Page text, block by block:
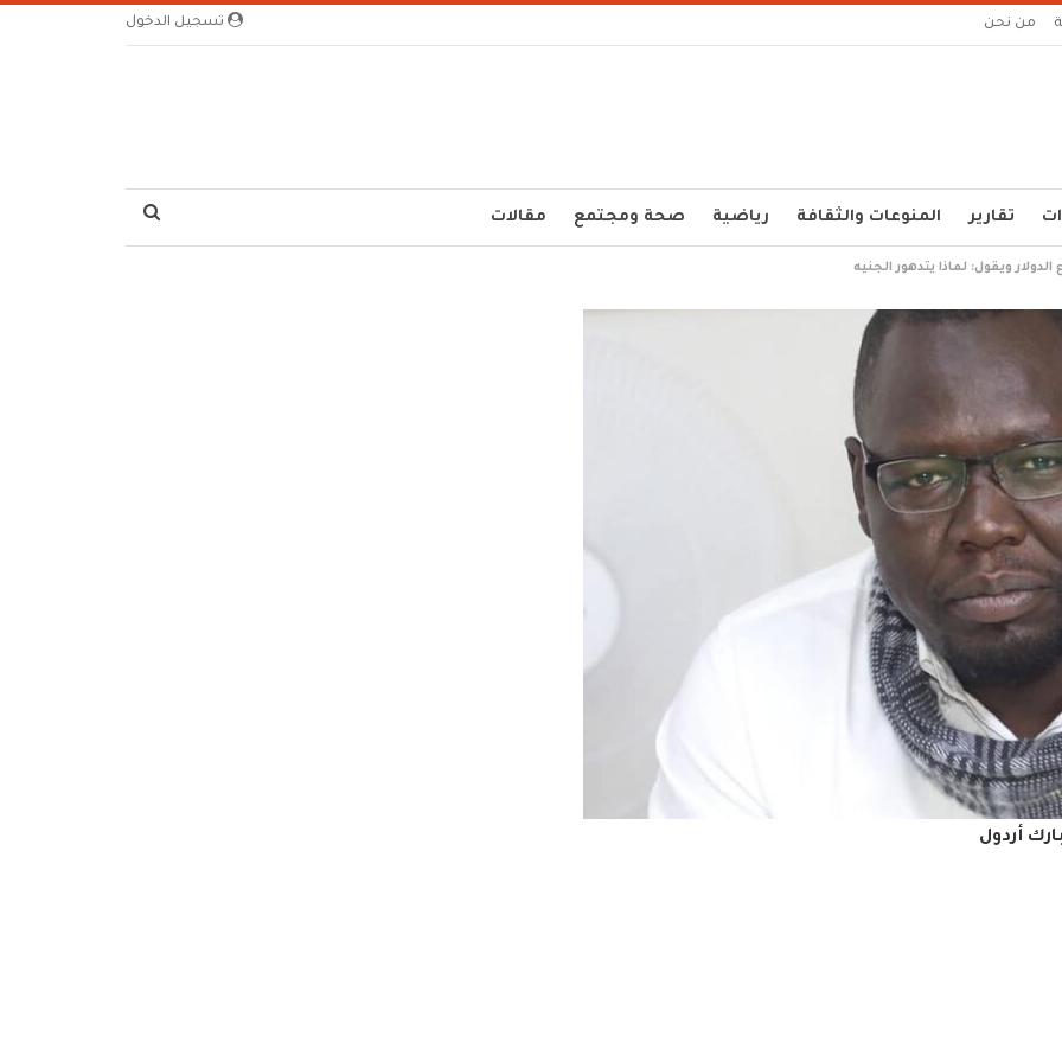
تسجيل الدخول من نحن
تقارير المنوعات والثقافة رياضية صحة ومجتمع مقالات
ويقول: لماذا يتدهور الجنيه
أردول